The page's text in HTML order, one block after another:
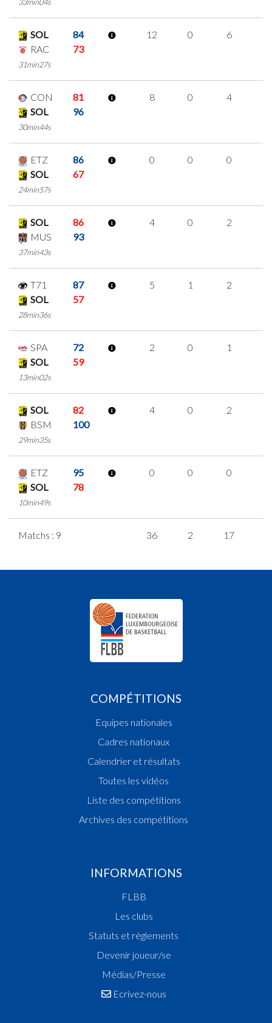
SOL
84
RAC
73
31min27s
12 0 6
CON
81
SOL
96
30min44s
8 0 4
ETZ
86
SOL
67
24min57s
0 0 0
SOL
86
MUS
93
37min43s
4 0 2
T71
87
SOL
57
28min36s
5 1 2
SPA
72
SOL
59
13min02s
2 0 1
SOL
82
BSM
100
29min35s
4 0 2
ETZ
95
SOL
78
10min49s
0 0 0
Matchs : 9 36 2 17
COMPÉTITIONS
Equipes nationales
Cadres nationaux
Calendrier et résultats
Toutes les vidéos
Liste des compétitions
Archives des compétitions
INFORMATIONS
FLBB
Les clubs
Statuts et réglements
Devenir joueur/se
Médias/Presse
Ecrivez-nous